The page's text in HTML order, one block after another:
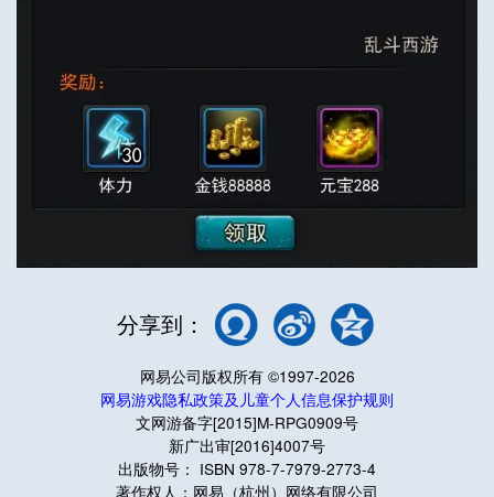
分享到：
网易公司版权所有 ©1997-2026
网易游戏隐私政策及儿童个人信息保护规则
文网游备字[2015]M-RPG0909号
新广出审[2016]4007号
出版物号： ISBN 978-7-7979-2773-4
著作权人：网易（杭州）网络有限公司